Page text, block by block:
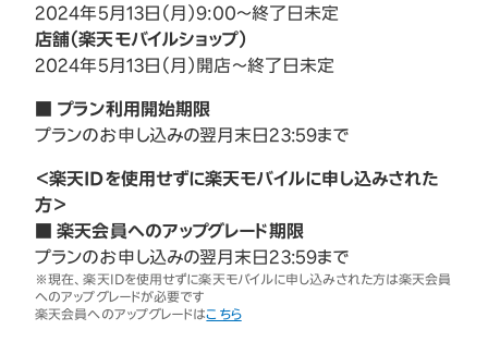
2024年5月13日（月）9:00～終了日未定
店舗（楽天モバイルショップ）
2024年5月13日（月）開店～終了日未定
■ プラン利用開始期限
プランのお申し込みの翌月末日23:59まで
＜楽天IDを使用せずに楽天モバイルに申し込みされた
方＞
■ 楽天会員へのアップグレード期限
プランのお申し込みの翌月末日23:59まで
※現在、楽天IDを使用せずに楽天モバイルに申し込みされた方は楽天会員
へのアップグレードが必要です
楽天会員へのアップグレードはこちら